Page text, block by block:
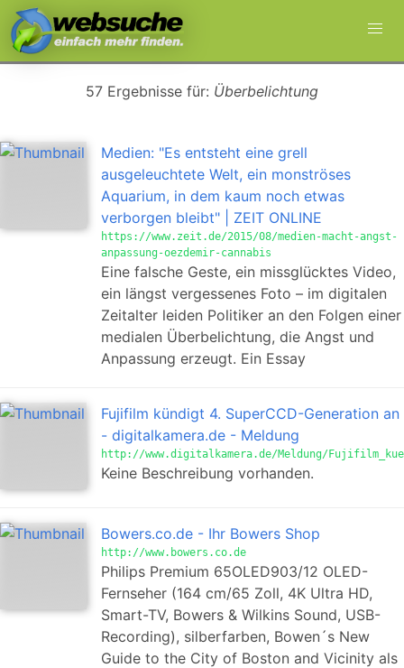
57 Ergebnisse für: Überbelichtung
Medien: "Es entsteht eine grell
ausgeleuchtete Welt, ein monströses
Aquarium, in dem kaum noch etwas
verborgen bleibt" | ZEIT ONLINE
https://www.zeit.de/2015/08/medien-macht-angst-
anpassung-oezdemir-cannabis
Eine falsche Geste, ein missglücktes Video,
ein längst vergessenes Foto – im digitalen
Zeitalter leiden Politiker an den Folgen einer
medialen Überbelichtung, die Angst und
Anpassung erzeugt. Ein Essay
Fujifilm kündigt 4. SuperCCD-Generation an
- digitalkamera.de - Meldung
http://www.digitalkamera.de/Meldung/
Keine Beschreibung vorhanden.
Bowers.co.de - Ihr Bowers Shop
http://www.bowers.co.de
Philips Premium 65OLED903/12 OLED-
Fernseher (164 cm/65 Zoll, 4K Ultra HD,
Smart-TV, Bowers & Wilkins Sound, USB-
Recording), silberfarben, Bowen´s New
Guide to the City of Boston and Vicinity als